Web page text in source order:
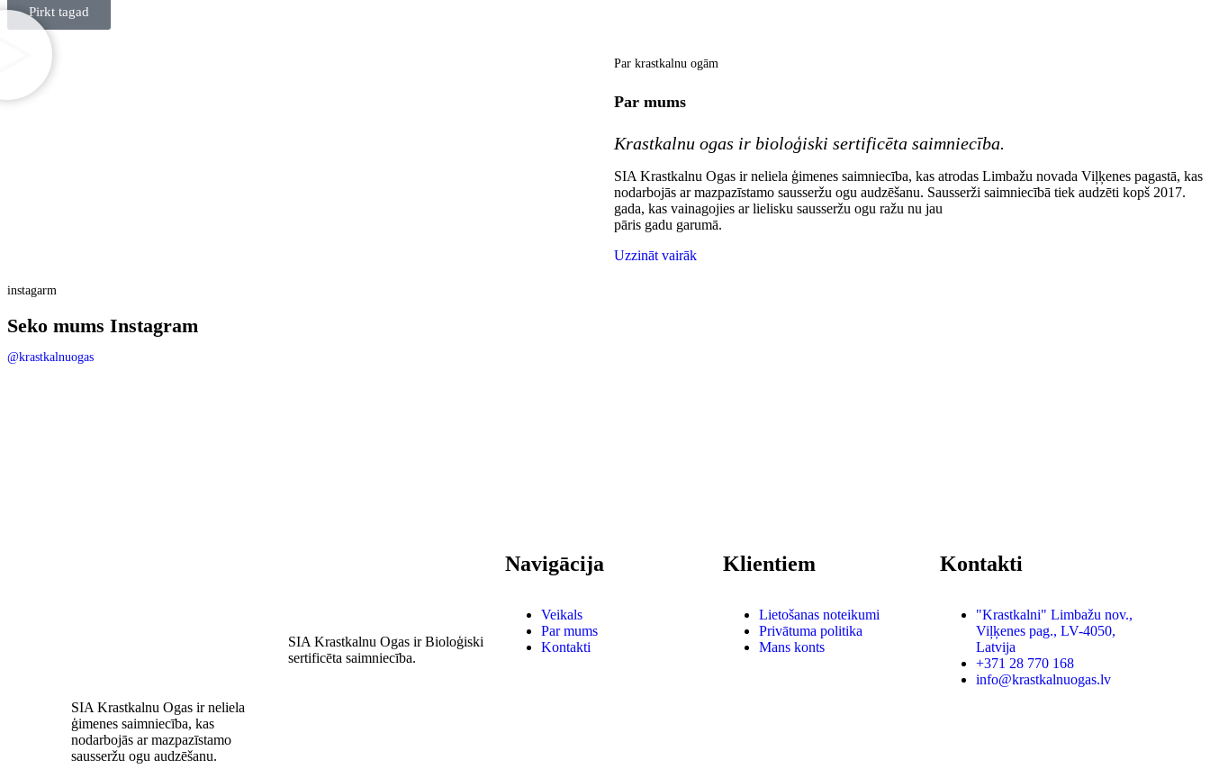
Pirkt tagad
Par krastkalnu ogām
Par mums
Krastkalnu ogas ir bioloģiski sertificēta saimniecība.
SIA Krastkalnu Ogas ir neliela ģimenes saimniecība, kas atrodas Limbažu novada Viļķenes pagastā, kas
nodarbojās ar mazpazīstamo sausseržu ogu audzēšanu. Sausserži saimniecībā tiek audzēti kopš 2017.
gada, kas vainagojies ar lielisku sausseržu ogu ražu nu jau
pāris gadu garumā.
Uzzināt vairāk
instagarm
Seko mums Instagram
@krastkalnuogas
SIA Krastkalnu Ogas ir neliela
ģimenes saimniecība, kas
nodarbojās ar mazpazīstamo
sausseržu ogu audzēšanu.
SIA Krastkalnu Ogas ir Bioloģiski
sertificēta saimniecība.
Navigācija
Veikals
Par mums
Kontakti
Klientiem
Lietošanas noteikumi
Privātuma politika
Mans konts
Kontakti
"Krastkalni" Limbažu nov.,
Viļķenes pag., LV-4050,
Latvija
+371 28 770 168
info@krastkalnuogas.lv